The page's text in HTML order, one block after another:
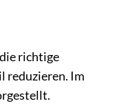
richtige
reduzieren. Im